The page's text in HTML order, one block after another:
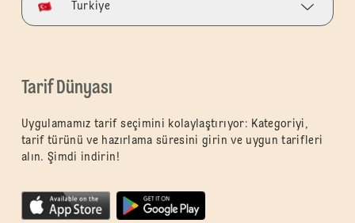
Turkiye
Tarif Dünyası
Uygulamamız tarif seçimini kolaylaştırıyor: Kategoriyi,
tarif türünü ve hazırlama süresini girin ve uygun tarifleri
alın. Şimdi indirin!